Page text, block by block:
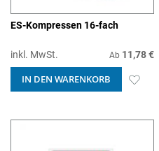
ES-Kompressen 16-fach
inkl. MwSt. Ab 11,78 €
IN DEN WARENKORB ZUR